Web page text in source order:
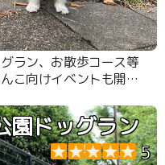
ラン、お散歩コース等
こ向けイベントも開催
園ドッグラン
5